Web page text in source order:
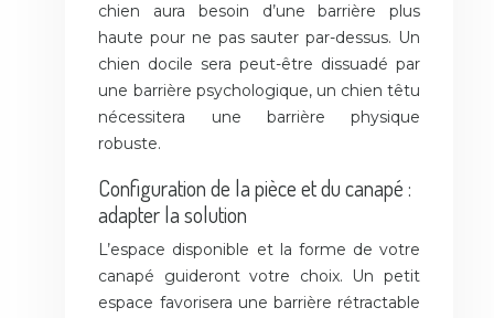
chien aura besoin d’une barrière plus
haute pour ne pas sauter par-dessus. Un
chien docile sera peut-être dissuadé par
une barrière psychologique, un chien têtu
nécessitera une barrière physique
robuste.
Configuration de la pièce et du canapé :
adapter la solution
L’espace disponible et la forme de votre
canapé guideront votre choix. Un petit
espace favorisera une barrière rétractable